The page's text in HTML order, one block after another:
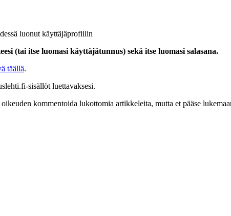
luonut käyttäjäprofiilin
(tai itse luomasi käyttäjätunnus) sekä itse luomasi salasana.
täällä.
sisällöt luettavaksesi.
kommentoida lukottomia artikkeleita, mutta et pääse